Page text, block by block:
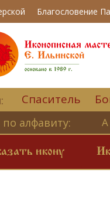
Благословение
Спаситель
алфавиту: А
икону